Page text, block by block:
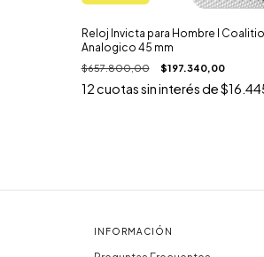
Reloj Invicta para Hombre I
Analogico 45 mm
$657.800,00 $197.340,00
12cuotas sin interés de
INFORMACIÓN